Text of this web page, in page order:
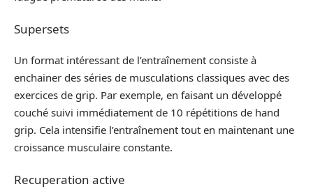
Supersets
Un format intéressant de l’entraînement consiste à
enchainer des séries de musculations classiques avec des
exercices de grip. Par exemple, en faisant un développé
couché suivi immédiatement de 10 répétitions de hand
grip. Cela intensifie l’entraînement tout en maintenant une
croissance musculaire constante.
Recuperation active